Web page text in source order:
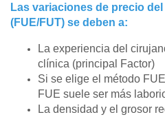
Las variaciones de precio
(FUE/FUT) se deben a:
La experiencia del
clínica (principal Factor)
Si se elige el método
FUE suele ser más
La densidad y el grosor